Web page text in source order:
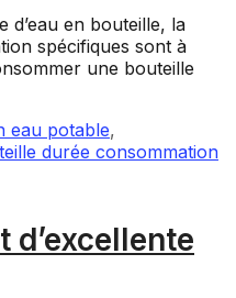
d’eau en bouteille, la
spécifiques sont à
une bouteille
eau potable,
durée consommation